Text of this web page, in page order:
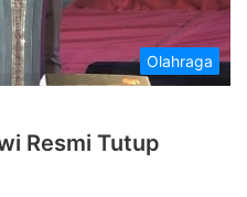
Olahraga
Resmi Tutup